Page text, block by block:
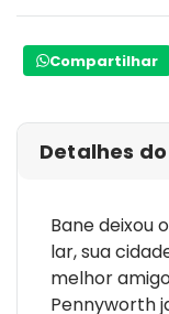
Compartilhar
Detalhes
Bane deixou
lar, sua
melhor
Pennyworth